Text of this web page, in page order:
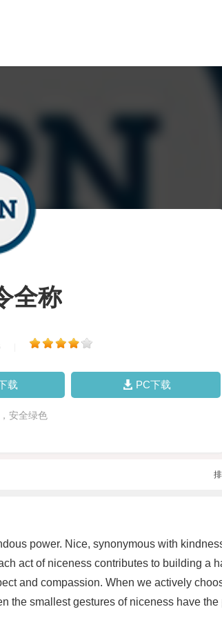
全称
载 PC下载
安全绿色
power. Nice, synonymous with
act of niceness contributes to building a
and compassion. When we actively
the smallest gestures of niceness have